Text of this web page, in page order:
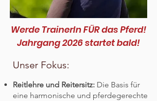
Werde TrainerIn FÜR das Pferd!
Jahrgang 2026 startet bald!
Unser Fokus:
Reitlehre und Reitersitz: Die Basis für
eine harmonische und pferdegerechte